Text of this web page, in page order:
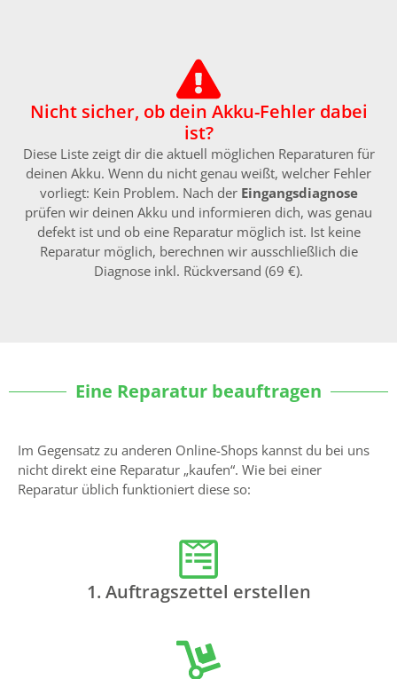
Nicht sicher, ob dein Akku-Fehler dabei
ist?
Diese Liste zeigt dir die aktuell möglichen Reparaturen für
deinen Akku. Wenn du nicht genau weißt, welcher Fehler
vorliegt: Kein Problem. Nach der Eingangsdiagnose
prüfen wir deinen Akku und informieren dich, was genau
defekt ist und ob eine Reparatur möglich ist. Ist keine
Reparatur möglich, berechnen wir ausschließlich die
Diagnose inkl. Rückversand (69 €).
Eine Reparatur beauftragen
Im Gegensatz zu anderen Online-Shops kannst du bei uns
nicht direkt eine Reparatur „kaufen“. Wie bei einer
Reparatur üblich funktioniert diese so:
1. Auftragszettel erstellen